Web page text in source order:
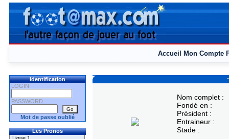
Accueil Mon Compte
Identification
LOGIN
PASSWORD
Mot de passe oublié
Les Pronos
Nom complet :
Fondé en :
Président :
Entraineur :
Stade :